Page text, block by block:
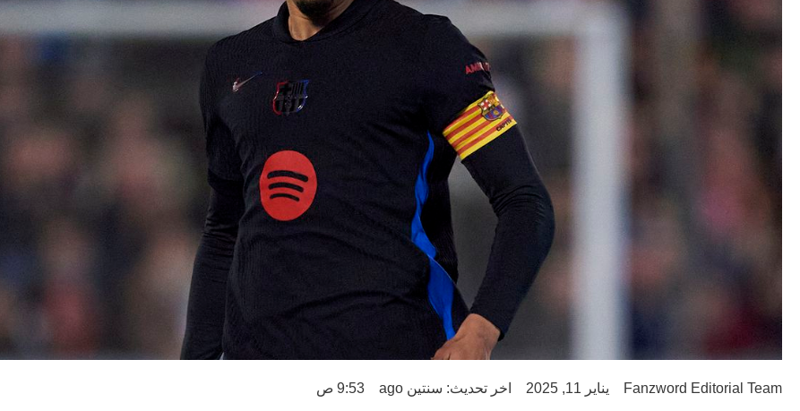
Fanzword Editorial Team يناير 11, 2025 اخر تحديث: سنتين ago 9:53 ص